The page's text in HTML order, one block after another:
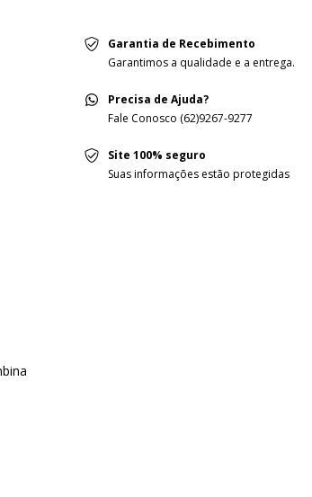
Garantia de Recebimento
Garantimos a qualidade e a entrega.
Precisa de Ajuda?
Fale Conosco (62)9267-9277
Site 100% seguro
Suas informações estão protegidas